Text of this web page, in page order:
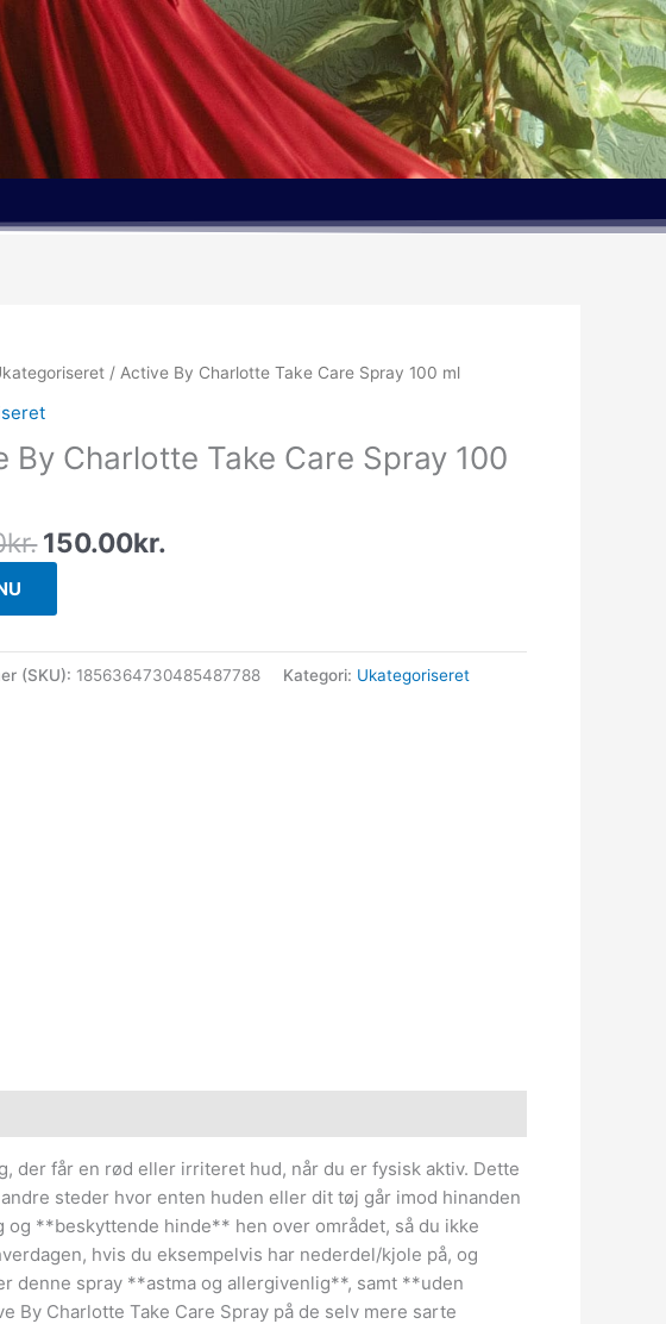
/ Active By Charlotte Take Care Spray 100 ml
By Charlotte Take Care Spray 100
kr.
Den
oprindelige
pris
var:
229.00kr..
150.00kr.
Den
er:
(SKU): 1856364730485487788 Kategori: Ukategoriseret
får en rød eller irriteret hud, når du er fysisk aktiv. Dette
steder hvor enten huden eller dit tøj går imod hinanden
**beskyttende hinde** hen over området, så du ikke
hvis du eksempelvis har nederdel/kjole på, og
denne spray **astma og allergivenlig**, samt **uden
By Charlotte Take Care Spray på de selv mere sarte